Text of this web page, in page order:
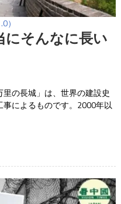
）
にそんなに長い
の長城」は、世界の建設史
によるものです。2000年以